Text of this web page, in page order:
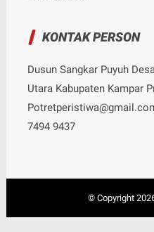
KONTAK PERSON
Dusun Sangkar Puyuh
Utara Kabupaten Kampar
7494 9437
© Copyright